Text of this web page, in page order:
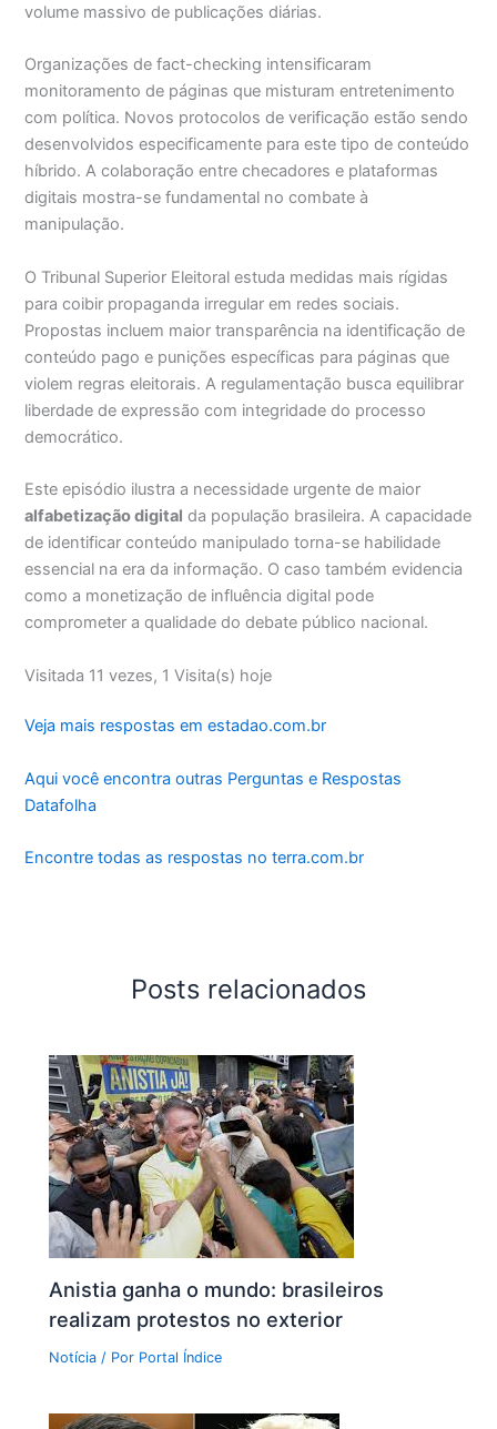
volume massivo de publicações diárias.
Organizações de fact-checking intensificaram
monitoramento de páginas que misturam entretenimento
com política. Novos protocolos de verificação estão sendo
desenvolvidos especificamente para este tipo de conteúdo
híbrido. A colaboração entre checadores e plataformas
digitais mostra-se fundamental no combate à
manipulação.
O Tribunal Superior Eleitoral estuda medidas mais rígidas
para coibir propaganda irregular em redes sociais.
Propostas incluem maior transparência na identificação de
conteúdo pago e punições específicas para páginas que
violem regras eleitorais. A regulamentação busca equilibrar
liberdade de expressão com integridade do processo
democrático.
Este episódio ilustra a necessidade urgente de maior
alfabetização digital da população brasileira. A capacidade
de identificar conteúdo manipulado torna-se habilidade
essencial na era da informação. O caso também evidencia
como a monetização de influência digital pode
comprometer a qualidade do debate público nacional.
Visitada 11 vezes, 1 Visita(s) hoje
Veja mais respostas em estadao.com.br
Aqui você encontra outras Perguntas e Respostas
Datafolha
Encontre todas as respostas no terra.com.br
Posts relacionados
Anistia ganha o mundo: brasileiros
realizam protestos no exterior
Notícia / Por Portal Índice